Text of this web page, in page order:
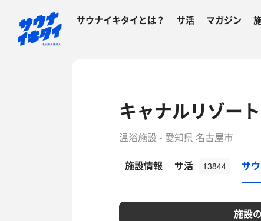
サウナイキタイとは？ サ活 マガジン
キャナルリゾート
温浴施設 - 愛知県 名古屋市
施設情報
サ活 13844 サ
施設